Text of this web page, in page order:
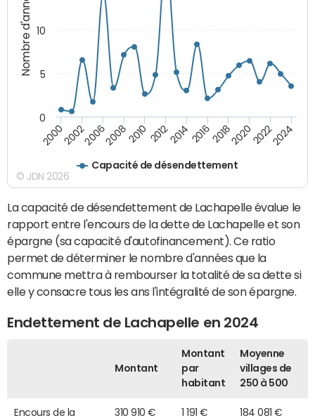
Nombre d'années
Capacité de désendettement
20002002200620082010 2012201420162018202020222024
0
5
10
© JDN 2026
La capacité de désendettement de Lachapelle évalue le
rapport entre l'encours de la dette de Lachapelle et son
épargne (sa capacité d'autofinancement). Ce ratio
permet de déterminer le nombre d'années que la
commune mettra à rembourser la totalité de sa dette si
elle y consacre tous les ans l'intégralité de son épargne.
Endettement de Lachapelle en 2024
Montant
Montant
par
habitant
Moyenne
villages de
250 à 500
Encours de la
310 910 € 1 191 € 184 081 €